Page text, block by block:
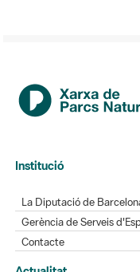
Institució
La Diputació de
Gerència de Serveis
Contacte